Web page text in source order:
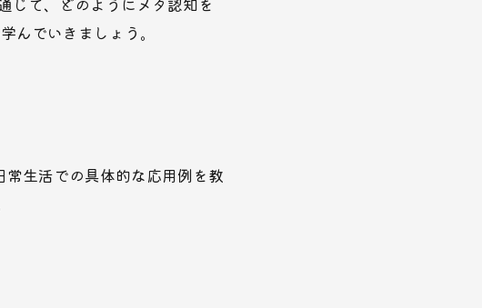
でいきましょう。
生活での具体的な応用例を教